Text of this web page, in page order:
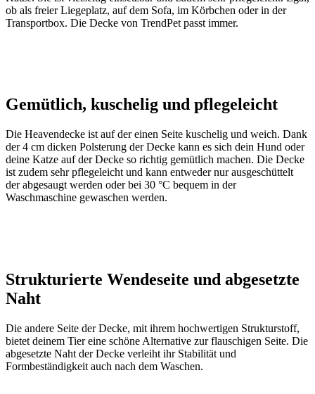
ob als freier Liegeplatz, auf dem Sofa, im Körbchen oder in der
Transportbox. Die Decke von TrendPet passt immer.
Gemütlich, kuschelig und pflegeleicht
Die Heavendecke ist auf der einen Seite kuschelig und weich. Dank
der 4 cm dicken Polsterung der Decke kann es sich dein Hund oder
deine Katze auf der Decke so richtig gemütlich machen. Die Decke
ist zudem sehr pflegeleicht und kann entweder nur ausgeschüttelt
der abgesaugt werden oder bei 30 °C bequem in der
Waschmaschine gewaschen werden.
Strukturierte Wendeseite und abgesetzte
Naht
Die andere Seite der Decke, mit ihrem hochwertigen Strukturstoff,
bietet deinem Tier eine schöne Alternative zur flauschigen Seite. Die
abgesetzte Naht der Decke verleiht ihr Stabilität und
Formbeständigkeit auch nach dem Waschen.